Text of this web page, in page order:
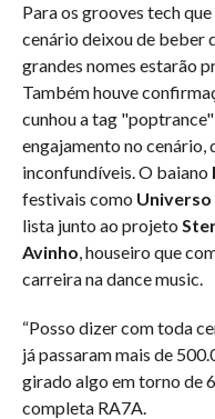
Para os grooves tech
cenário deixou de beber
grandes nomes estarão
Também houve
cunhou a tag
engajamento no cenário,
inconfundíveis. O baiano
festivais como
lista junto ao projeto
Avinho, houseiro que
carreira na dance music.
“Posso dizer com toda
já passaram mais de
girado algo em torno de
completa RA7A.